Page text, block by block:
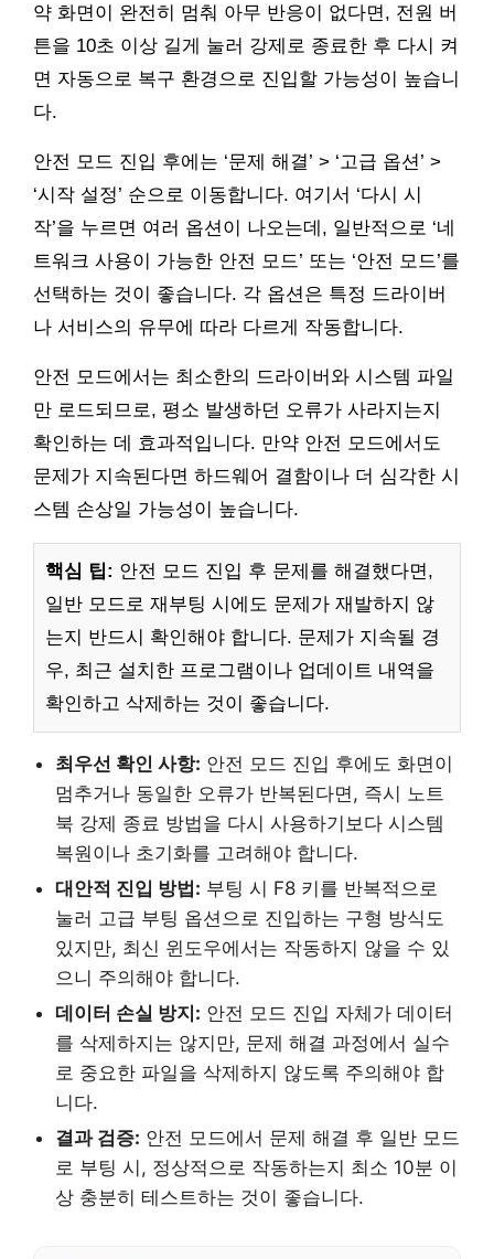
약 화면이 완전히 멈춰 아무 반응이 없다면, 전원 버
튼을 10초 이상 길게 눌러 강제로 종료한 후 다시 켜
면 자동으로 복구 환경으로 진입할 가능성이 높습니
다.
안전 모드 진입 후에는 ‘문제 해결’ > ‘고급 옵션’ >
‘시작 설정’ 순으로 이동합니다. 여기서 ‘다시 시
작’을 누르면 여러 옵션이 나오는데, 일반적으로 ‘네
트워크 사용이 가능한 안전 모드’ 또는 ‘안전 모드’를
선택하는 것이 좋습니다. 각 옵션은 특정 드라이버
나 서비스의 유무에 따라 다르게 작동합니다.
안전 모드에서는 최소한의 드라이버와 시스템 파일
만 로드되므로, 평소 발생하던 오류가 사라지는지
확인하는 데 효과적입니다. 만약 안전 모드에서도
문제가 지속된다면 하드웨어 결함이나 더 심각한 시
스템 손상일 가능성이 높습니다.
핵심 팁: 안전 모드 진입 후 문제를 해결했다면,
일반 모드로 재부팅 시에도 문제가 재발하지 않
는지 반드시 확인해야 합니다. 문제가 지속될 경
우, 최근 설치한 프로그램이나 업데이트 내역을
확인하고 삭제하는 것이 좋습니다.
최우선 확인 사항: 안전 모드 진입 후에도 화면이
멈추거나 동일한 오류가 반복된다면, 즉시 노트
북 강제 종료 방법을 다시 사용하기보다 시스템
복원이나 초기화를 고려해야 합니다.
대안적 진입 방법: 부팅 시 F8 키를 반복적으로
눌러 고급 부팅 옵션으로 진입하는 구형 방식도
있지만, 최신 윈도우에서는 작동하지 않을 수 있
으니 주의해야 합니다.
데이터 손실 방지: 안전 모드 진입 자체가 데이터
를 삭제하지는 않지만, 문제 해결 과정에서 실수
로 중요한 파일을 삭제하지 않도록 주의해야 합
니다.
결과 검증: 안전 모드에서 문제 해결 후 일반 모드
로 부팅 시, 정상적으로 작동하는지 최소 10분 이
상 충분히 테스트하는 것이 좋습니다.